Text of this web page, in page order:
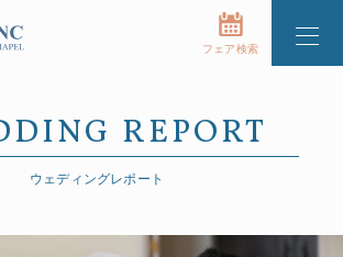
フェア検索
REPORT
ウェディングレポート